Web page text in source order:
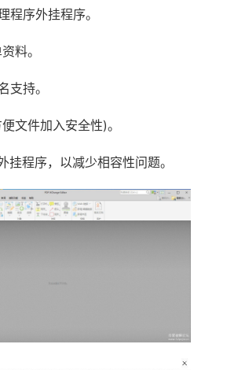
理程序外挂程序。
资料。
名支持。
便文件加入安全性)。
挂程序，以减少相容性问题。